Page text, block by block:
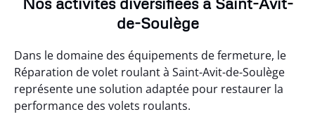
de-Soulège
Dans le domaine des équipements de fermeture, le
Réparation de volet roulant à Saint-Avit-de-Soulège
représente une solution adaptée pour restaurer la
performance des volets roulants.